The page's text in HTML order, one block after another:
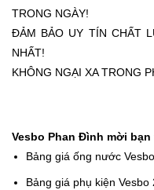
TRONG NGÀY!
ĐẢM BẢO UY TÍN CHẤT
NHẤT!
KHÔNG NGẠI XA TRONG
Vesbo Phan Đình mời bạn
Bảng giá ống nước
Bảng giá phụ kiện Vesbo